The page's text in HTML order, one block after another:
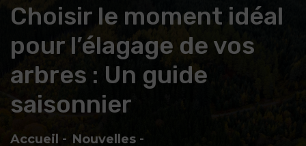
Choisir le moment idéal
pour l’élagage de vos
arbres : Un guide
saisonnier
Accueil
Nouvelles